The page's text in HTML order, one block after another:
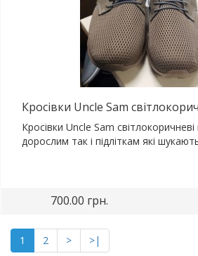
Кросівки Uncle Sam
Кросівки Uncle Sam світлокоричневі
дорослим так і підліткам які
700.00 грн.
1 2 > >|